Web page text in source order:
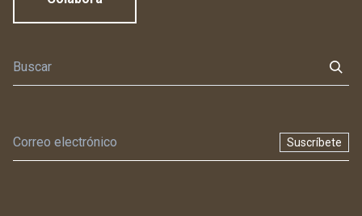
Suscríbete